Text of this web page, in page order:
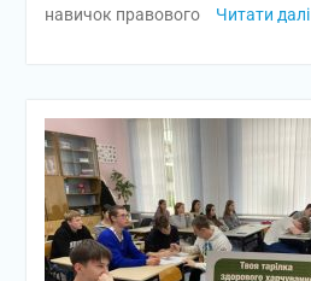
навичок правового
Читати далі